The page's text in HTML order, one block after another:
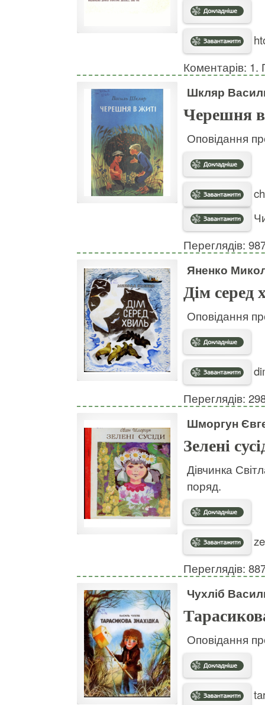
Коментарів: 1.
Шкляр
Черешня
Оповідання
Переглядів:
Яненко
Дім серед
Оповідання
Переглядів:
Шморгун
Зелені
Дівчинка
поряд.
Переглядів:
Чухліб
Оповідання